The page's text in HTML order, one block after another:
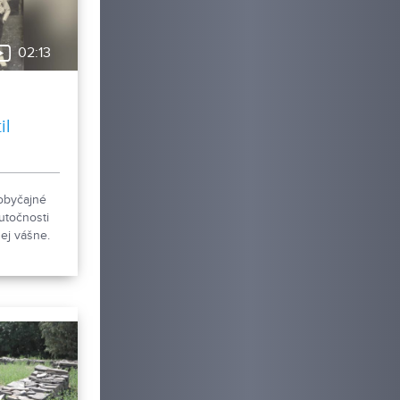
02:13
vášne.
Šabíka
ktorú